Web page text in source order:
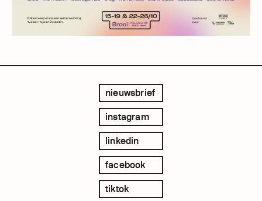
nieuwsbrief
instagram
linkedin
facebook
tiktok